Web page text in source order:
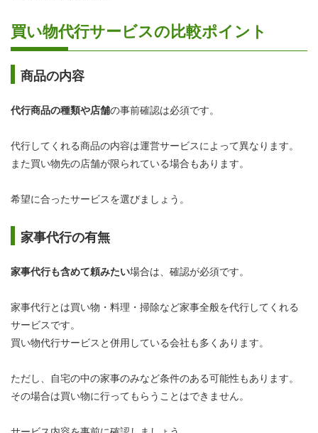
買い物代行サービスの比較ポイント
商品の内容
代行商品の種類や店舗の事前確認は必須です。
代行してくれる商品の内容は運営サービスによって異なります。
また買い物先の店舗が限られている場合もあります。
希望に合ったサービスを選びましょう。
家事代行の有無
家事代行も含めて頼みたい場合は、確認が必須です。
家事代行とは買い物・料理・掃除など家事全般を代行してくれる
サービスです。
買い物代行サービスと併用している会社も多くあります。
ただし、自宅の中の家事のみなど条件のある可能性もあります。
その場合は買い物に行ってもらうことはできません。